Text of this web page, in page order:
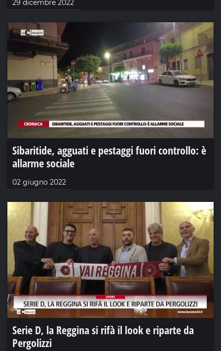
29 dicembre 2022
Sibaritide, agguati e pestaggi fuori controllo: è
allarme sociale
02 giugno 2022
Serie D, la Reggina si rifà il look e riparte da
Pergolizzi